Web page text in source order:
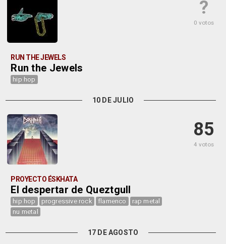
?
0 votos
RUN THE JEWELS
Run the Jewels
hip hop
10 DE JULIO
85
4 votos
PROYECTO ÉSKHATA
El despertar de Queztgull
hip hop progressive rock flamenco
rap metal
nu metal
17 DE AGOSTO